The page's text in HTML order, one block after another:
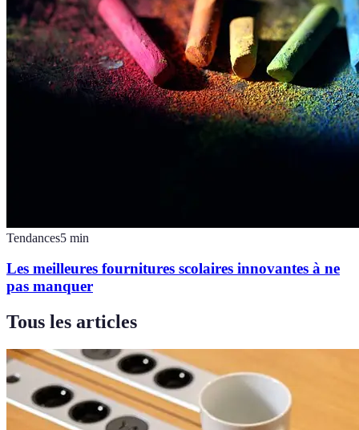
Tendances5 min
Les meilleures fournitures scolaires innovantes à ne
pas manquer
Tous les articles